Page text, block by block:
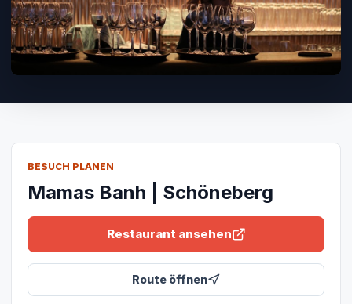
BESUCH PLANEN
Mamas Banh | Schöneberg
Restaurant ansehen
Route öffnen